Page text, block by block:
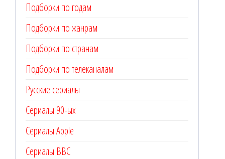
Подборки по годам
Подборки по жанрам
Подборки по странам
Подборки по телеканалам
Русские сериалы
Сериалы 90-ых
Сериалы Apple
Сериалы BBC